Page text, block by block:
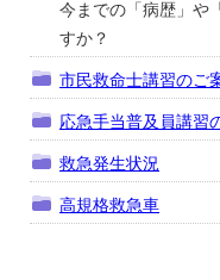
今までの「病歴」や
すか？
市民救命士講習のご
応急手当普及員講習
救急発生状況
高規格救急車